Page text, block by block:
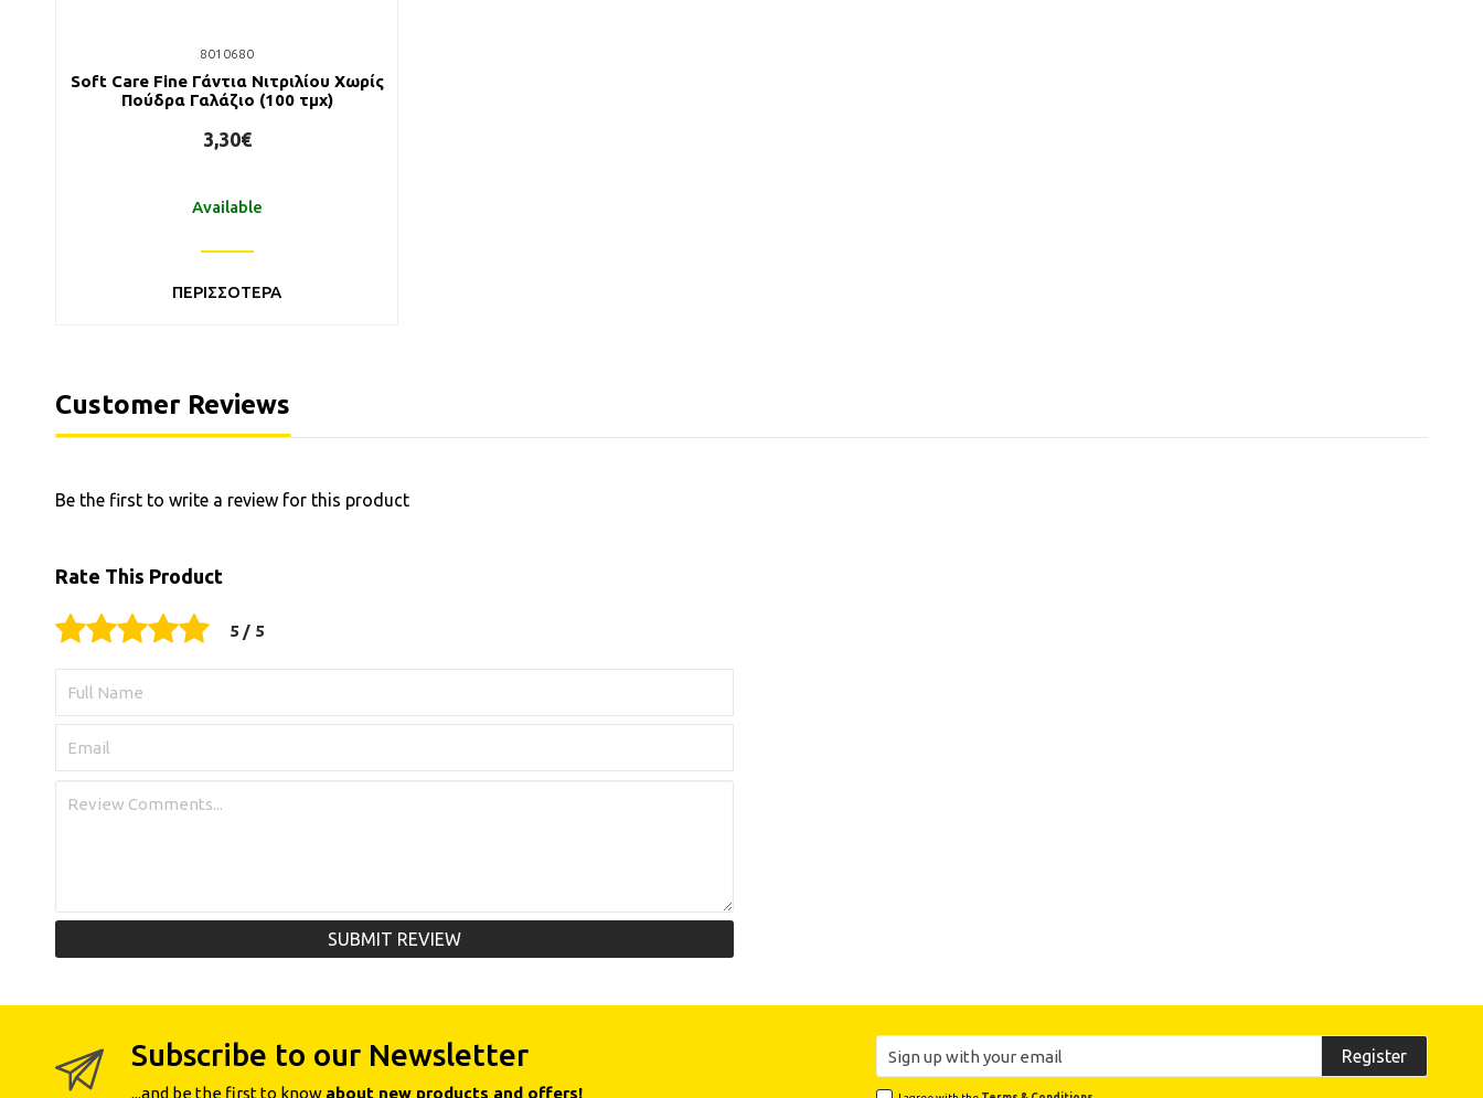
8010680
Soft Care Fine Γάντια Νιτριλίου Χωρίς
Πούδρα Γαλάζιο (100 τμχ)
3,30€
Available
ΠΕΡΙΣΣΟΤΕΡΑ
Customer Reviews
Be the first to write a review for this product
Rate This Product
SUBMIT REVIEW
Subscribe to our Newsletter
...and be the first to know about new products and offers!
Register